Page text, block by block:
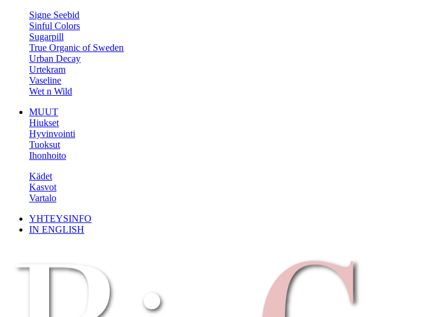
Signe Seebid
Sinful Colors
Sugarpill
True Organic of Sweden
Urban Decay
Urtekram
Vaseline
Wet n Wild
MUUT
Hiukset
Hyvinvointi
Tuoksut
Ihonhoito
Kädet
Kasvot
Vartalo
YHTEYSINFO
IN ENGLISH